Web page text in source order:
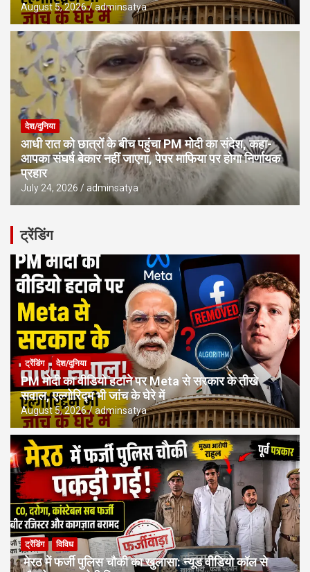
August 5, 2026 adminsatya
देश/दुनिया
आधी रात को छात्रों के बीच पहुंचा PM मोदी का संदेश, कहा-
आपका संघर्ष बेकार नहीं जाएगा, पेपर माफिया पर होगा निर्णायक
प्रहार
July 24, 2026 adminsatya
ट्रेंडिंग
ट्रेंडिंग देश/दुनिया
PM मोदी का वीडियो हटाने पर Meta से सरकार के तीखे
सवाल, एल्गोरिद्म भी जांच के घेरे में
August 5, 2026 adminsatya
ट्रेंडिंग विविध
मेरठ में फर्जी पुलिस चौकी का खुलासा: न्यूड वीडियो कॉल से